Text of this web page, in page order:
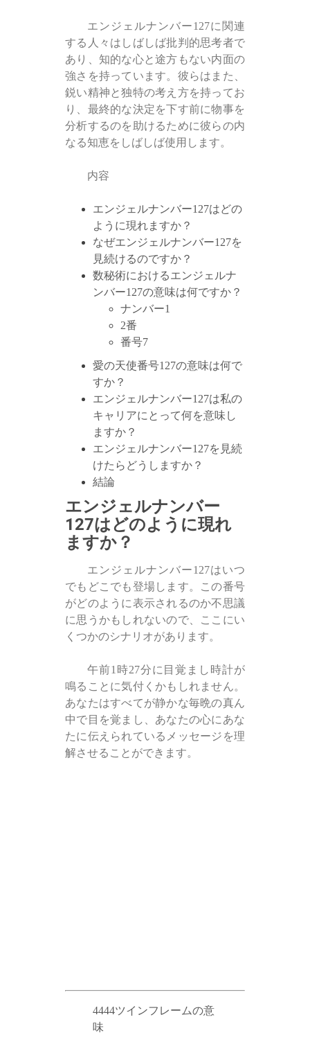
エンジェルナンバー127に関連
する人々はしばしば批判的思考者で
あり、知的な心と途方もない内面の
強さを持っています。彼らはまた、
鋭い精神と独特の考え方を持ってお
り、最終的な決定を下す前に物事を
分析するのを助けるために彼らの内
なる知恵をしばしば使用します。
内容
エンジェルナンバー127はどの
ように現れますか？
なぜエンジェルナンバー127を
見続けるのですか？
数秘術におけるエンジェルナ
ンバー127の意味は何ですか？
ナンバー1
2番
番号7
愛の天使番号127の意味は何で
すか？
エンジェルナンバー127は私の
キャリアにとって何を意味し
ますか？
エンジェルナンバー127を見続
けたらどうしますか？
結論
エンジェルナンバー
127はどのように現れ
ますか？
エンジェルナンバー127はいつ
でもどこでも登場します。この番号
がどのように表示されるのか不思議
に思うかもしれないので、ここにい
くつかのシナリオがあります。
午前1時27分に目覚まし時計が
鳴ることに気付くかもしれません。
あなたはすべてが静かな毎晩の真ん
中で目を覚まし、あなたの心にあな
たに伝えられているメッセージを理
解させることができます。
4444ツインフレームの意
味